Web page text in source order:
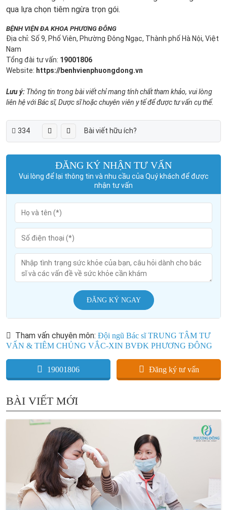
qua lựa chọn tiêm ngừa trọn gói.
BỆNH VIỆN ĐA KHOA PHƯƠNG ĐÔNG
Địa chỉ: Số 9, Phố Viên, Phường Đông Ngạc, Thành phố Hà Nội, Việt
Nam
Tổng đài tư vấn: 19001806
Website: https://benhvienphuongdong.vn
Lưu ý: Thông tin trong bài viết chỉ mang tính chất tham khảo, vui lòng
liên hệ với Bác sĩ, Dược sĩ hoặc chuyên viên y tế để được tư vấn cụ thể.
334 Bài viết hữu ích?
ĐĂNG KÝ NHẬN TƯ VẤN
Vui lòng để lại thông tin và nhu cầu của Quý khách để được
nhận tư vấn
ĐĂNG KÝ NGAY
Tham vấn chuyên môn: Đội ngũ Bác sĩ TRUNG TÂM TƯ
VẤN & TIÊM CHỦNG VẮC-XIN BVĐK PHƯƠNG ĐÔNG
19001806 Đăng ký tư vấn
BÀI VIẾT MỚI